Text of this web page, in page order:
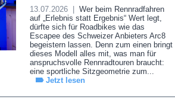
13.07.2026 |
Wer beim Rennradfahren
auf „Erlebnis statt Ergebnis“ Wert legt,
dürfte sich für Roadbikes wie das
Escapee des Schweizer Anbieters Arc8
begeistern lassen. Denn zum einen bringt
dieses Modell alles mit, was man für
anspruchsvolle Rennradtouren braucht:
eine sportliche Sitzgeometrie zum...
Jetzt lesen